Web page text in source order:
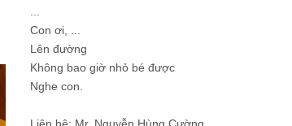
Con ơi, ...
Lên đường
Không bao giờ nhỏ bé được
Nghe con.
Liên hệ: Mr. Nguyễn Hùng Cường